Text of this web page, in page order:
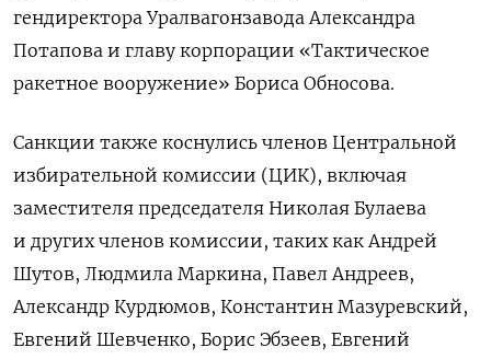
гендиректора Уралвагонзавода Александра
Потапова и главу корпорации «Тактическое
ракетное вооружение» Бориса Обносова.
Санкции также коснулись членов Центральной
избирательной комиссии (ЦИК), включая
заместителя председателя Николая Булаева
и других членов комиссии, таких как Андрей
Шутов, Людмила Маркина, Павел Андреев,
Александр Курдюмов, Константин Мазуревский,
Евгений Шевченко, Борис Эбзеев, Евгений